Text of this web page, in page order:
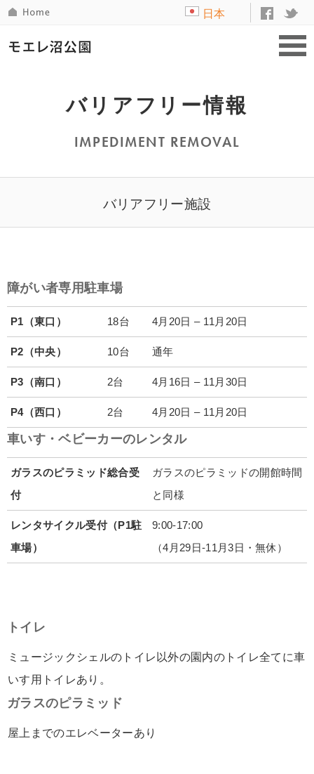
日本
バリアフリー情報
IMPEDIMENT REMOVAL
バリアフリー施設
障がい者専用駐車場
P1（東口） 18台 4月20日 – 11月20日
P2（中央） 10台 通年
P3（南口） 2台 4月16日 – 11月30日
P4（西口） 2台 4月20日 – 11月20日
車いす・ベビーカーのレンタル
ガラスのピラミッド総合受
付
ガラスのピラミッドの開館時間
と同様
レンタサイクル受付（P1駐
車場）
9:00-17:00
（4月29日-11月3日・無休）
トイレ
ミュージックシェルのトイレ以外の園内のトイレ全てに車
いす用トイレあり。
ガラスのピラミッド
屋上までのエレベーターあり